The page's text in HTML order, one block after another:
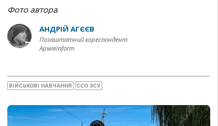
Фото автора
АНДРІЙ АГЄЄВ
Позаштатний кореспондент
АрміяInform
ВІЙСЬКОВІ НАВЧАННЯ ССО ЗСУ